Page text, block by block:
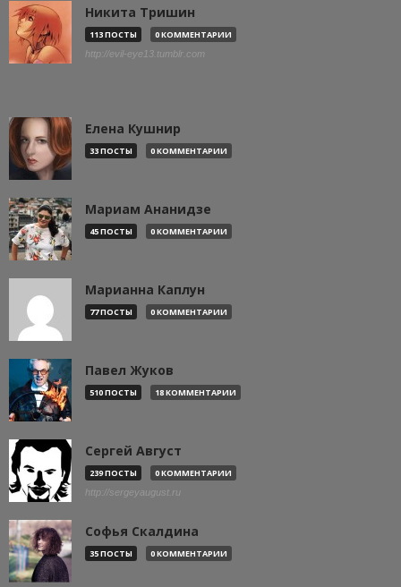
Никита Тришин
113 ПОСТЫ 0 КОММЕНТАРИИ
http://evil-eye13.tumblr.com
Елена Кушнир
33 ПОСТЫ 0 КОММЕНТАРИИ
Мариам Ананидзе
45 ПОСТЫ 0 КОММЕНТАРИИ
Марианна Каплун
77 ПОСТЫ 0 КОММЕНТАРИИ
Павел Жуков
510 ПОСТЫ 18 КОММЕНТАРИИ
Сергей Август
239 ПОСТЫ 0 КОММЕНТАРИИ
http://sergeyaugust.ru
Софья Скалдина
35 ПОСТЫ 0 КОММЕНТАРИИ